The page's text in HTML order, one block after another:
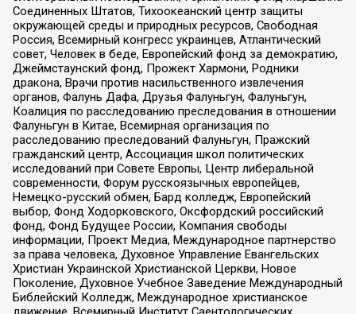
Соединенных Штатов, Тихоокеанский центр защиты
окружающей среды и природных ресурсов, Свободная
Россия, Всемирный конгресс украинцев, Атлантический
совет, Человек в беде, Европейский фонд за демократию,
Джеймстаунский фонд, Прожект Хармони, Родники
дракона, Врачи против насильственного извлечения
органов, Фалунь Дафа, Друзья Фалуньгун, Фалуньгун,
Коалиция по расследованию преследования в отношении
Фалуньгун в Китае, Всемирная организация по
расследованию преследований Фалуньгун, Пражский
гражданский центр, Ассоциация школ политических
исследований при Совете Европы, Центр либеральной
современности, Форум русскоязычных европейцев,
Немецко-русский обмен, Бард колледж, Европейский
выбор, Фонд Ходорковского, Оксфордский российский
фонд, Фонд Будущее России, Компания свободы
информации, Проект Медиа, Международное партнерство
за права человека, Духовное Управление Евангельских
Христиан Украинской Христианской Церкви, Новое
Поколение, Духовное Учебное Заведение Международный
Библейский Колледж, Международное христианское